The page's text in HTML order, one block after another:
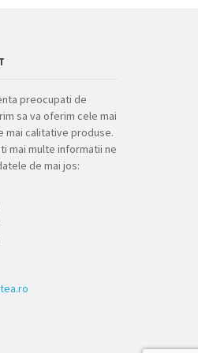
preocupati de
sa va oferim cele mai
mai calitative produse.
mai multe informatii ne
de mai jos: